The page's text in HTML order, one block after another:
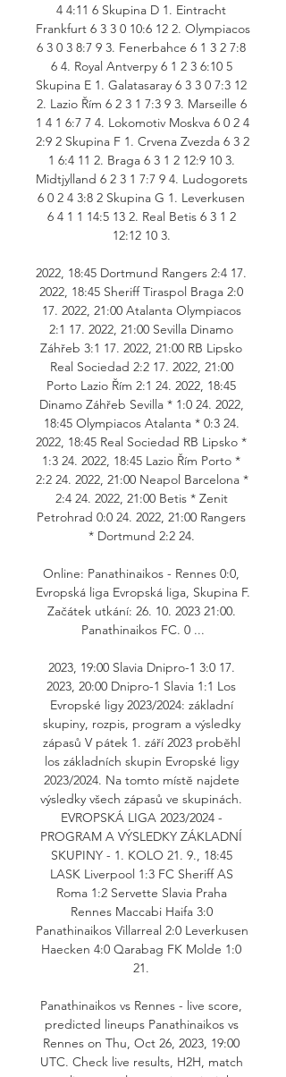
4 4:11 6 Skupina D 1. Eintracht
Frankfurt 6 3 3 0 10:6 12 2. Olympiacos
6 3 0 3 8:7 9 3. Fenerbahce 6 1 3 2 7:8
6 4. Royal Antverpy 6 1 2 3 6:10 5
Skupina E 1. Galatasaray 6 3 3 0 7:3 12
2. Lazio Řím 6 2 3 1 7:3 9 3. Marseille 6
1 4 1 6:7 7 4. Lokomotiv Moskva 6 0 2 4
2:9 2 Skupina F 1. Crvena Zvezda 6 3 2
1 6:4 11 2. Braga 6 3 1 2 12:9 10 3.
Midtjylland 6 2 3 1 7:7 9 4. Ludogorets
6 0 2 4 3:8 2 Skupina G 1. Leverkusen
6 4 1 1 14:5 13 2. Real Betis 6 3 1 2
12:12 10 3.
2022, 18:45 Dortmund Rangers 2:4 17.
2022, 18:45 Sheriff Tiraspol Braga 2:0
17. 2022, 21:00 Atalanta Olympiacos
2:1 17. 2022, 21:00 Sevilla Dinamo
Záhřeb 3:1 17. 2022, 21:00 RB Lipsko
Real Sociedad 2:2 17. 2022, 21:00
Porto Lazio Řím 2:1 24. 2022, 18:45
Dinamo Záhřeb Sevilla * 1:0 24. 2022,
18:45 Olympiacos Atalanta * 0:3 24.
2022, 18:45 Real Sociedad RB Lipsko *
1:3 24. 2022, 18:45 Lazio Řím Porto *
2:2 24. 2022, 21:00 Neapol Barcelona *
2:4 24. 2022, 21:00 Betis * Zenit
Petrohrad 0:0 24. 2022, 21:00 Rangers
* Dortmund 2:2 24.
Online: Panathinaikos - Rennes 0:0,
Evropská liga Evropská liga, Skupina F.
Začátek utkání: 26. 10. 2023 21:00.
Panathinaikos FC. 0 ...
2023, 19:00 Slavia Dnipro-1 3:0 17.
2023, 20:00 Dnipro-1 Slavia 1:1 Los
Evropské ligy 2023/2024: základní
skupiny, rozpis, program a výsledky
zápasů V pátek 1. září 2023 proběhl
los základních skupin Evropské ligy
2023/2024. Na tomto místě najdete
výsledky všech zápasů ve skupinách.
EVROPSKÁ LIGA 2023/2024 -
PROGRAM A VÝSLEDKY ZÁKLADNÍ
SKUPINY - 1. KOLO 21. 9., 18:45
LASK Liverpool 1:3 FC Sheriff AS
Roma 1:2 Servette Slavia Praha
Rennes Maccabi Haifa 3:0
Panathinaikos Villarreal 2:0 Leverkusen
Haecken 4:0 Qarabag FK Molde 1:0
21.
Panathinaikos vs Rennes - live score,
predicted lineups Panathinaikos vs
Rennes on Thu, Oct 26, 2023, 19:00
UTC. Check live results, H2H, match